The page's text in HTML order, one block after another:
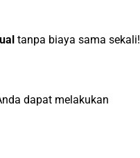
tanpa biaya sama sekali!
dapat melakukan